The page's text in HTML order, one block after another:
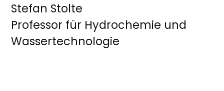
Stefan Stolte
Professor für Hydrochemie und
Wassertechnologie